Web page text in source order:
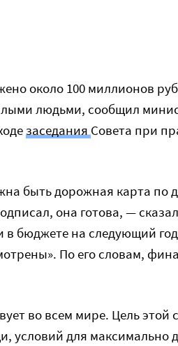
около 100 миллионов
людьми, сообщил
заседанияСовета при
быть дорожная карта по
она готова, —
бюджете на следующий
По его словам,
во всем мире. Цель этой
для максимально